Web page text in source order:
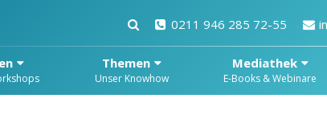
0211 946 285 72-55
Themen
Unser Knowhow
Mediathek
E-Books & Webinare